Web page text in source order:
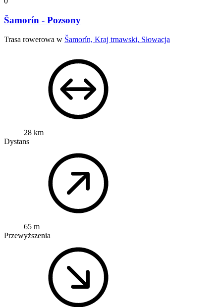
Šamorín - Pozsony
Trasa rowerowa w Šamorín, Kraj trnawski, Słowacja
28 km
Dystans
65 m
Przewyższenia